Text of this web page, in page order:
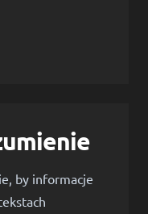
by informacje